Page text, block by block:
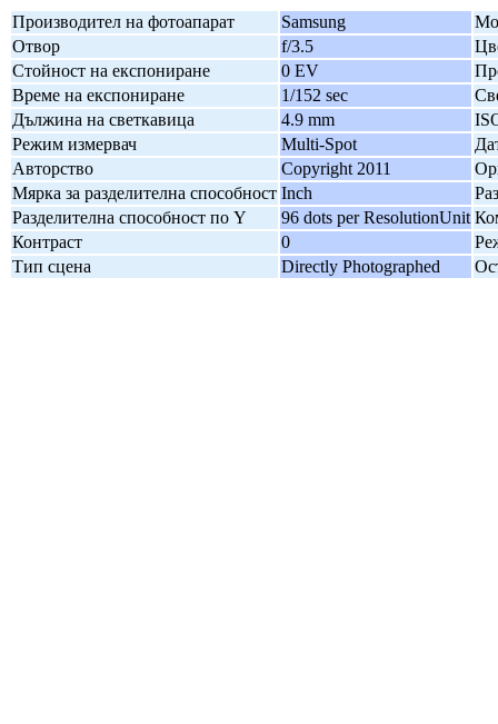
Производител на фотоапарат Samsung
Отвор
f/3.5
Стойност на експониране
0 EV
Време на експониране
1/152 sec
Дължина на светкавица
4.9 mm
Режим измервач
Multi-Spot
Авторство
Copyright 2011
Мярка за разделителна способност Inch
Разделителна способност по Y
96 dots per ResolutionUnit
Контраст
0
Тип сцена
Directly Photographed